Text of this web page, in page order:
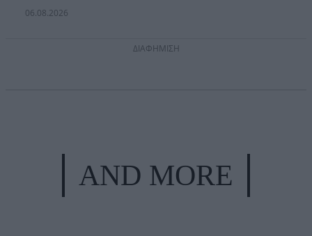
06.08.2026
ΔΙΑΦΗΜΙΣΗ
AND MORE